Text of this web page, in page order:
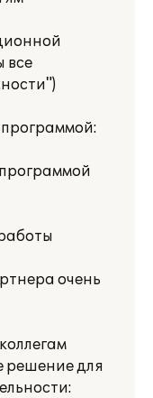
все
очень
решение для